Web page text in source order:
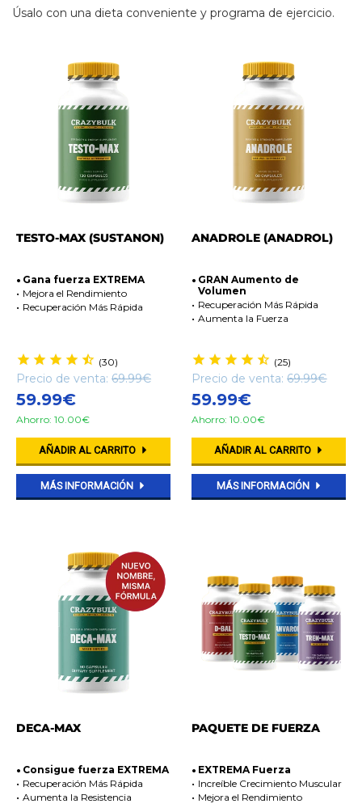
Úsalo con una dieta conveniente y programa de ejercicio.
TESTO-MAX (SUSTANON)
Gana fuerza EXTREMA
Mejora el Rendimiento
Recuperación Más Rápida
(30)
Precio de venta: 69.99€
59.99€
Ahorro: 10.00€
AÑADIR AL CARRITO
MÁS INFORMACIÓN
ANADROLE (ANADROL)
GRAN Aumento de
Volumen
Recuperación Más Rápida
Aumenta la Fuerza
(25)
Precio de venta:69.99€
59.99€
Ahorro: 10.00€
AÑADIR AL CARRITO
MÁS INFORMACIÓN
DECA-MAX
Consigue fuerza EXTREMA
Recuperación Más Rápida
Aumenta la Resistencia
PAQUETE DE FUERZA
EXTREMA Fuerza
Increíble Crecimiento Muscular
Mejora el Rendimiento